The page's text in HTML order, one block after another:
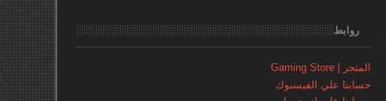
روابط
المتجر | Gaming Store
حسابنا علي الفيسبوك